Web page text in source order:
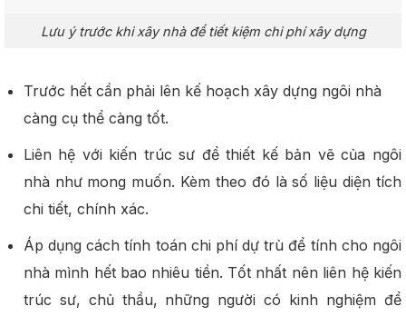
Lưu ý trước khi xây nhà để tiết kiệm chi phí xây dựng
Trước hết cần phải lên kế hoạch xây dựng ngôi nhà
càng cụ thể càng tốt.
Liên hệ với kiến trúc sư để thiết kế bản vẽ của ngôi
nhà như mong muốn. Kèm theo đó là số liệu diện tích
chi tiết, chính xác.
Áp dụng cách tính toán chi phí dự trù để tính cho ngôi
nhà mình hết bao nhiêu tiền. Tốt nhất nên liên hệ kiến
trúc sư, chủ thầu, những người có kinh nghiệm để